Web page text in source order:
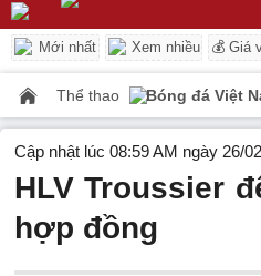
Mới nhất Xem nhiều 💰 Giá
Thể thao Bóng đá Việt
Cập nhật lúc 08:59 AM ngày 26/
HLV Troussier
hợp đồng